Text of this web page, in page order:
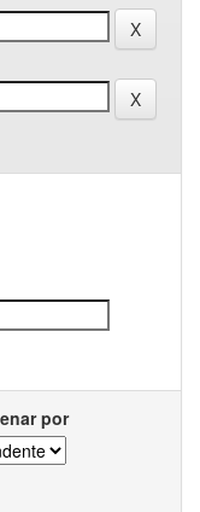
por